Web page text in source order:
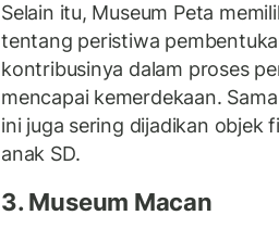
Selain itu, Museum Peta
tentang peristiwa
kontribusinya dalam proses
mencapai kemerdekaan.
ini juga sering dijadikan objek
anak SD.
3. Museum Macan